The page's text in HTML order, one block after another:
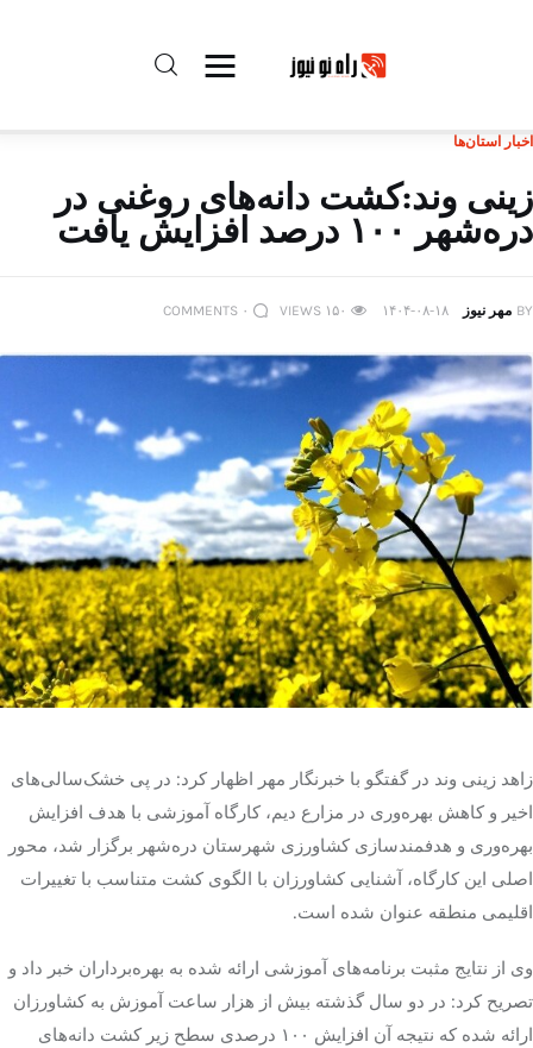
راه نو نیوز
درباره راه‌ نو نیوز
حفظ حریم شخصی
قوانین بازنشر
تبلیغات راه نو نیوز
آوین دیلی
تک کده
پایگاه خبری آبان
خرید موتور ایمپلنت
اخبار استان‌ها
زینی وند:کشت دانه‌های روغنی در
دره‌شهر ۱۰۰ درصد افزایش یافت
BY مهر نیوز ۱۴۰۴-۰۸-۱۸ ۱۵۰ VIEWS ۰ COMMENTS
زاهد زینی وند در گفتگو با خبرنگار مهر اظهار کرد: در پی خشک‌سالی‌های
اخیر و کاهش بهره‌وری در مزارع دیم، کارگاه آموزشی با هدف افزایش
بهره‌وری و هدفمندسازی کشاورزی شهرستان دره‌شهر برگزار شد، محور
اصلی این کارگاه، آشنایی کشاورزان با الگوی کشت متناسب با تغییرات
اقلیمی منطقه عنوان شده است.
وی از نتایج مثبت برنامه‌های آموزشی ارائه شده به بهره‌برداران خبر داد و
تصریح کرد: در دو سال گذشته بیش از هزار ساعت آموزش به کشاورزان
ارائه شده که نتیجه آن افزایش ۱۰۰ درصدی سطح زیر کشت دانه‌های